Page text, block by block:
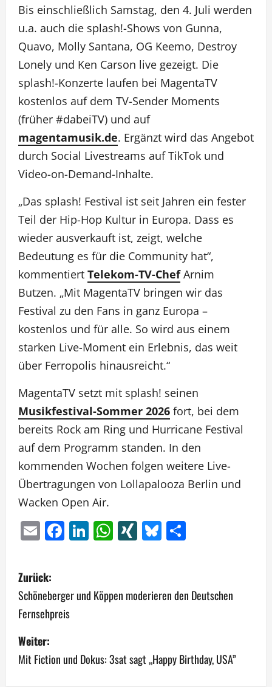
Bis einschließlich Samstag, den 4. Juli werden
u.a. auch die splash!-Shows von Gunna,
Quavo, Molly Santana, OG Keemo, Destroy
Lonely und Ken Carson live gezeigt. Die
splash!-Konzerte laufen bei MagentaTV
kostenlos auf dem TV-Sender Moments
(früher #dabeiTV) und auf
magentamusik.de. Ergänzt wird das Angebot
durch Social Livestreams auf TikTok und
Video-on-Demand-Inhalte.
„Das splash! Festival ist seit Jahren ein fester
Teil der Hip-Hop Kultur in Europa. Dass es
wieder ausverkauft ist, zeigt, welche
Bedeutung es für die Community hat“,
kommentiert Telekom-TV-ChefArnim
Butzen. „Mit MagentaTV bringen wir das
Festival zu den Fans in ganz Europa –
kostenlos und für alle. So wird aus einem
starken Live-Moment ein Erlebnis, das weit
über Ferropolis hinausreicht.“
MagentaTV setzt mit splash! seinen
Musikfestival-Sommer 2026 fort, bei dem
bereits Rock am Ring und Hurricane Festival
auf dem Programm standen. In den
kommenden Wochen folgen weitere Live-
Übertragungen von Lollapalooza Berlin und
Wacken Open Air.
EmailFacebook
LinkedIn
WhatsApp
XINGBluesky
B
e
i
t
r
Zurück:
Schöneberger und Köppen moderieren den Deutschen
Fernsehpreis
Weiter:
Mit Fiction und Dokus: 3sat sagt „Happy Birthday, USA”